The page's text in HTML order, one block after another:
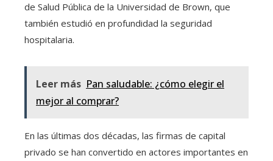
de Salud Pública de la Universidad de Brown, que
también estudió en profundidad la seguridad
hospitalaria.
Leer más Pan saludable: ¿cómo elegir el
mejor al comprar?
En las últimas dos décadas, las firmas de capital
privado se han convertido en actores importantes en